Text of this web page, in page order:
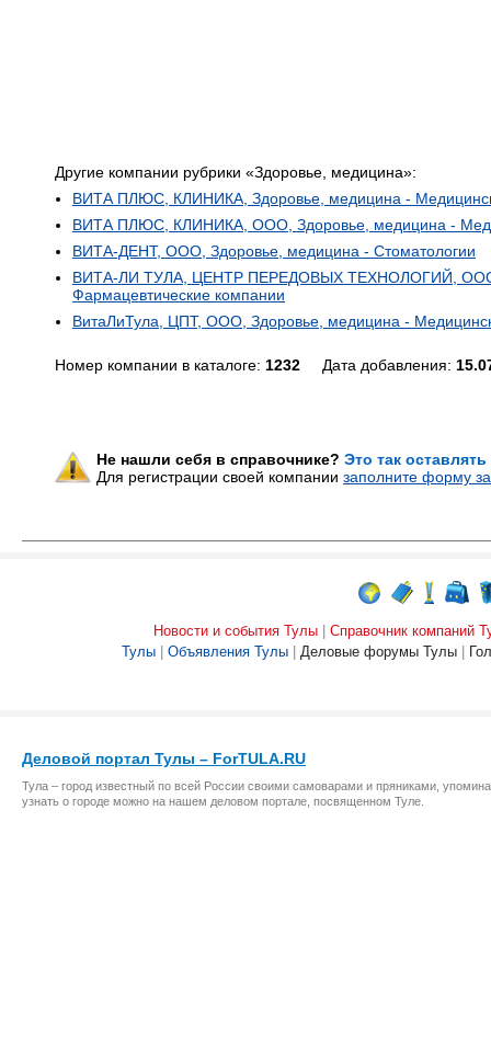
Другие компании рубрики «Здоровье, медицина»:
ВИТА ПЛЮС, КЛИНИКА, Здоровье, медицина -
ВИТА ПЛЮС, КЛИНИКА, ООО, Здоровье, медицина -
ВИТА-ДЕНТ, ООО, Здоровье, медицина - Стоматологии
ВИТА-ЛИ ТУЛА, ЦЕНТР ПЕРЕДОВЫХ ТЕХНОЛОГИЙ, ООО,
Фармацевтические компании
ВитаЛиТула, ЦПТ, ООО, Здоровье, медицина -
Номер компании в каталоге: 1232 Дата добавления:
Не нашли себя в справочнике? Это так
Для регистрации своей компании заполните форму
Новости и события Тулы
Справочник компаний
Тулы
Объявления Тулы Деловые форумы Тулы
Деловой портал Тулы – ForTULA.RU
Тула – город известный по всей России своими самоварами и пряниками,
узнать о городе можно на нашем деловом портале, посвященном Туле.